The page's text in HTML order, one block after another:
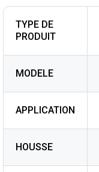
TYPE DE
PRODUIT
MODELE
APPLICATION
HOUSSE